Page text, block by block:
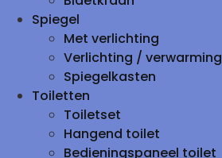
Spiegel
Met verlichting
Verlichting / verwarming
Spiegelkasten
Toiletten
Toiletset
Hangend toilet
Bedieningspaneel toilet